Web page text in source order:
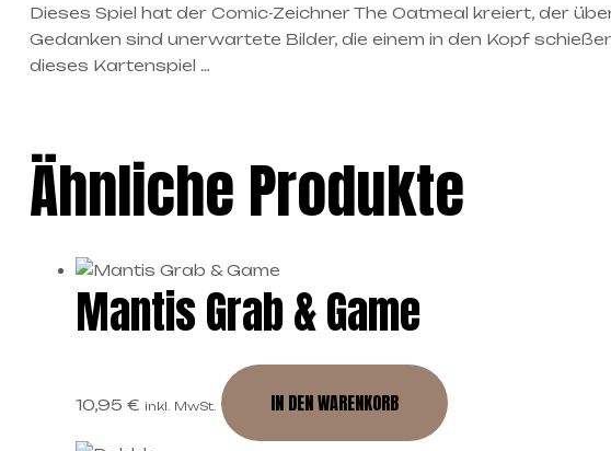
Dieses Spiel hat der Comic-Zeichner The Oatmeal kreiert, der
Gedanken sind unerwartete Bilder, die einem in den Kopf
dieses Kartenspiel …
Ähnliche Produkte
Mantis Grab & Game
10,95 € inkl. MwSt. IN DEN WARENKORB